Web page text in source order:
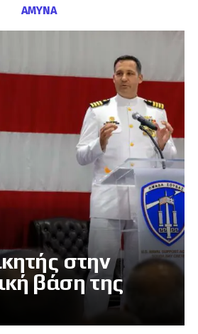
ΑΜΥΝΑ
στην
βάση της